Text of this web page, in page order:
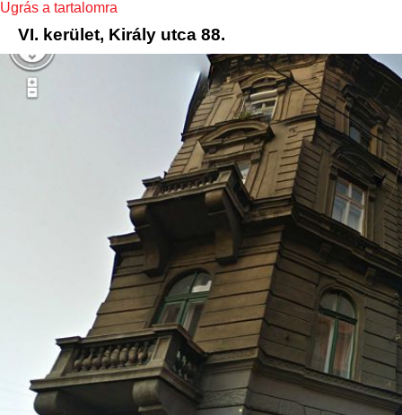
Ugrás a tartalomra
VI. kerület, Király utca 88.